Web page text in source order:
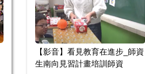
【影音】看見教育在進步_師資
生南向見習計畫培訓師資